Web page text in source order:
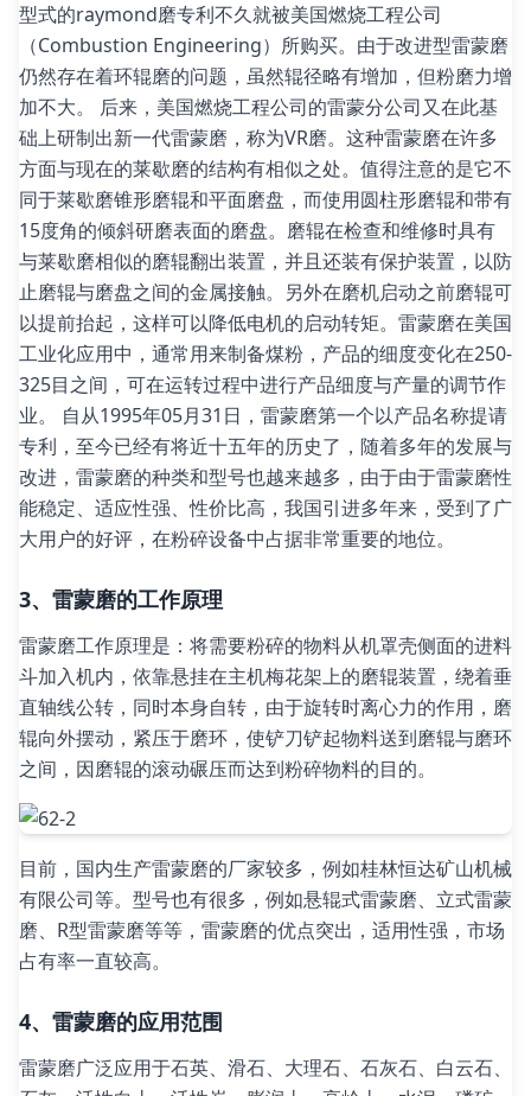
型式的raymond磨专利不久就被美国燃烧工程公司
（Combustion Engineering）所购买。由于改进型雷蒙磨
仍然存在着环辊磨的问题，虽然辊径略有增加，但粉磨力增
加不大。 后来，美国燃烧工程公司的雷蒙分公司又在此基
础上研制出新一代雷蒙磨，称为VR磨。这种雷蒙磨在许多
方面与现在的莱歇磨的结构有相似之处。值得注意的是它不
同于莱歇磨锥形磨辊和平面磨盘，而使用圆柱形磨辊和带有
15度角的倾斜研磨表面的磨盘。磨辊在检查和维修时具有
与莱歇磨相似的磨辊翻出装置，并且还装有保护装置，以防
止磨辊与磨盘之间的金属接触。另外在磨机启动之前磨辊可
以提前抬起，这样可以降低电机的启动转矩。雷蒙磨在美国
工业化应用中，通常用来制备煤粉，产品的细度变化在250-
325目之间，可在运转过程中进行产品细度与产量的调节作
业。 自从1995年05月31日，雷蒙磨第一个以产品名称提请
专利，至今已经有将近十五年的历史了，随着多年的发展与
改进，雷蒙磨的种类和型号也越来越多，由于由于雷蒙磨性
能稳定、适应性强、性价比高，我国引进多年来，受到了广
大用户的好评，在粉碎设备中占据非常重要的地位。
3、雷蒙磨的工作原理
雷蒙磨工作原理是：将需要粉碎的物料从机罩壳侧面的进料
斗加入机内，依靠悬挂在主机梅花架上的磨辊装置，绕着垂
直轴线公转，同时本身自转，由于旋转时离心力的作用，磨
辊向外摆动，紧压于磨环，使铲刀铲起物料送到磨辊与磨环
之间，因磨辊的滚动碾压而达到粉碎物料的目的。
目前，国内生产雷蒙磨的厂家较多，例如桂林恒达矿山机械
有限公司等。型号也有很多，例如悬辊式雷蒙磨、立式雷蒙
磨、R型雷蒙磨等等，雷蒙磨的优点突出，适用性强，市场
占有率一直较高。
4、雷蒙磨的应用范围
雷蒙磨广泛应用于石英、滑石、大理石、石灰石、白云石、